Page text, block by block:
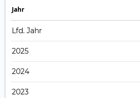
Jahr
Lfd. Jahr
2025
2024
2023